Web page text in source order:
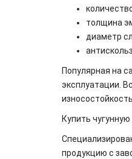
толщина
диаметр
Популярная на
эксплуатации.
Купить
продукцию с